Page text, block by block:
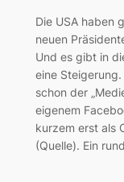
Die USA haben
neuen
Und es gibt in
eine
schon der
eigenem
kurzem erst als
(Quelle). Ein